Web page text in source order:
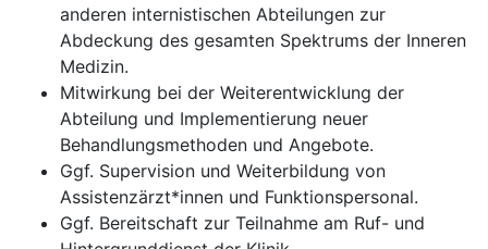
anderen internistischen Abteilungen zur
Abdeckung des gesamten Spektrums der Inneren
Medizin.
Mitwirkung bei der Weiterentwicklung der
Abteilung und Implementierung neuer
Behandlungsmethoden und Angebote.
Ggf. Supervision und Weiterbildung von
Assistenzärzt*innen und Funktionspersonal.
Ggf. Bereitschaft zur Teilnahme am Ruf- und